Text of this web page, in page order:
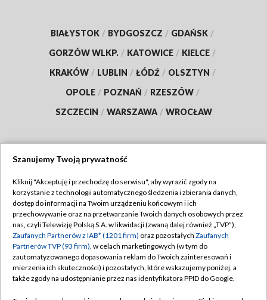
BIAŁYSTOK / BYDGOSZCZ / GDAŃSK /
GORZÓW WLKP. / KATOWICE / KIELCE /
KRAKÓW / LUBLIN / ŁÓDŹ / OLSZTYN /
OPOLE / POZNAŃ / RZESZÓW /
SZCZECIN / WARSZAWA / WROCŁAW
TVP
Abonament TVP
Emisja w TVP
Centrum informacji TVP
Naziemna Telewizja Cyfrowa
Regulamin TVP
Polityka prywatności
Moje zgody
Pomoc
Szanujemy Twoją prywatność
Kliknij "Akceptuję i przechodzę do serwisu", aby wyrazić zgody na
korzystanie z technologii automatycznego śledzenia i zbierania danych,
dostęp do informacji na Twoim urządzeniu końcowym i ich
przechowywanie oraz na przetwarzanie Twoich danych osobowych przez
nas, czyli Telewizję Polską S.A. w likwidacji (zwaną dalej również „TVP”),
Zaufanych Partnerów z IAB* (1201 firm) oraz pozostałych Zaufanych
Partnerów TVP (93 firm), w celach marketingowych (w tym do
zautomatyzowanego dopasowania reklam do Twoich zainteresowań i
mierzenia ich skuteczności) i pozostałych, które wskazujemy poniżej, a
także zgody na udostępnianie przez nas identyfikatora PPID do Google.